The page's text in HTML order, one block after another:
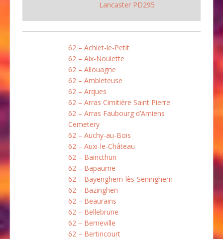
Lancaster PD295
62 – Achiet-le-Petit
62 – Aix-Noulette
62 – Allouagne
62 – Ambleteuse
62 – Arques
62 – Arras Cimitière Saint Pierre
62 – Arras Faubourg d’Amiens
Cemetery
62 – Auchy-au-Bois
62 – Auxi-le-Château
62 – Baincthun
62 – Bapaume
62 – Bayenghem-lès-Seninghem
62 – Bazinghen
62 – Beaurains
62 – Bellebrune
62 – Berneville
62 – Bertincourt